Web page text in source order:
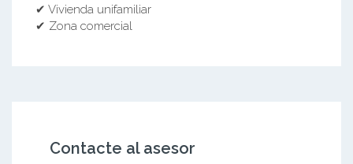
✔ Vivienda unifamiliar
✔ Zona comercial
Contacte al asesor